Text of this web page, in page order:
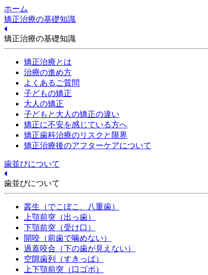
ホーム
矯正治療の基礎知識
矯正治療の基礎知識
矯正治療とは
治療の進め方
よくあるご質問
子どもの矯正
大人の矯正
子どもと大人の矯正の違い
矯正に不安を感じている方へ
矯正歯科治療のリスクと限界
矯正治療後のアフターケアについて
歯並びについて
歯並びについて
叢生（でこぼこ、八重歯）
上顎前突（出っ歯）
下顎前突（受け口）
開咬（前歯で噛めない）
過蓋咬合（下の歯が見えない）
空隙歯列（すきっぱ）
上下顎前突（口ゴボ）